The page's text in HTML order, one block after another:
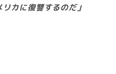
カに復讐するのだ」